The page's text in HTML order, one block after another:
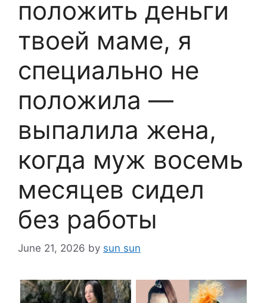
положить деньги
твоей маме, я
специально не
положила —
выпалила жена,
когда муж восемь
месяцев сидел
без работы
June 21, 2026 by sun sun